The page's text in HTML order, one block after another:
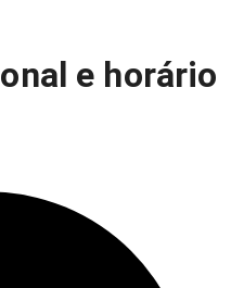
e horário